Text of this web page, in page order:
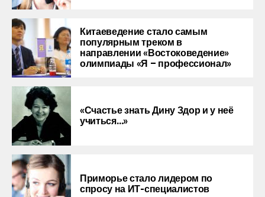
Китаеведение стало самым
популярным треком в
направлении «Востоковедение»
олимпиады «Я – профессионал»
«Счастье знать Дину Здор и у неё
учиться…»
Приморье стало лидером по
спросу на ИТ-специалистов